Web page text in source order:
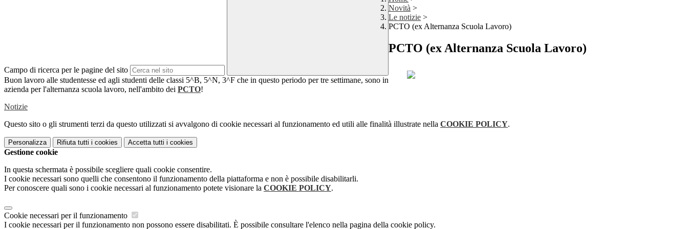
Campo di ricerca per le pagine del sito
Novità >
Le notizie >
PCTO (ex Alternanza Scuola Lavoro)
PCTO (ex Alternanza Scuola Lavoro)
Buon lavoro alle studentesse ed agli studenti delle classi 5^B, 5^N, 3^F che in questo periodo per tre settimane, sono in
azienda per l'alternanza scuola lavoro, nell'ambito dei PCTO!
Notizie
Questo sito o gli strumenti terzi da questo utilizzati si avvalgono di cookie necessari al funzionamento ed utili alle finalità illustrate nella COOKIE POLICY.
Personalizza Rifiuta tutti i cookies Accetta tutti i cookies
Gestione cookie
In questa schermata è possibile scegliere quali cookie consentire.
I cookie necessari sono quelli che consentono il funzionamento della piattaforma e non è possibile disabilitarli.
Per conoscere quali sono i cookie necessari al funzionamento potete visionare la COOKIE POLICY.
Cookie necessari per il funzionamento
I cookie necessari per il funzionamento non possono essere disabilitati. È possibile consultare l'elenco nella pagina della cookie policy.